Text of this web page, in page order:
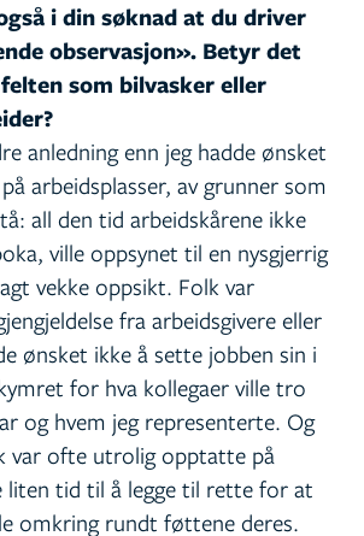
i din søknad at du driver
observasjon». Betyr det
som bilvasker eller
anledning enn jeg hadde ønsket
arbeidsplasser, av grunner som
all den tid arbeidskårene ikke
ville oppsynet til en nysgjerrig
vekke oppsikt. Folk var
fra arbeidsgivere eller
ønsket ikke å sette jobben sin i
for hva kollegaer ville tro
og hvem jeg representerte. Og
var ofte utrolig opptatte på
liten tid til å legge til rette for at
omkring rundt føttene deres.